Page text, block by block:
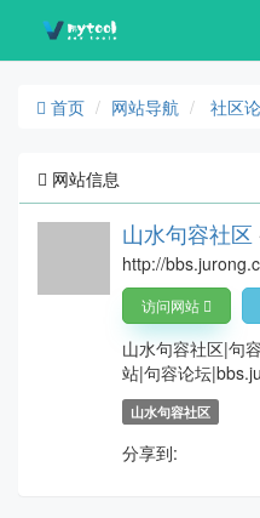
首页 网站导航 社区
网站信息
山水句容社区
http://
访问网站
山水句容社区|句
站|句容论坛
山水句容社区
分享到: